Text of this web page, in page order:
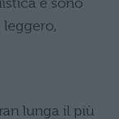
lunga il più